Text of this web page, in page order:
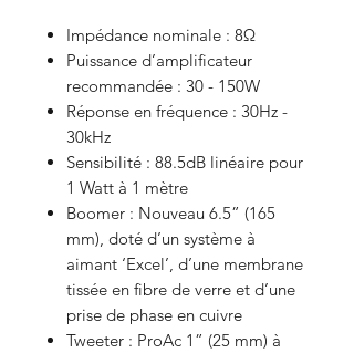
Impédance nominale : 8Ω
Puissance d’amplificateur
recommandée : 30 - 150W
Réponse en fréquence : 30Hz -
30kHz
Sensibilité : 88.5dB linéaire pour
1 Watt à 1 mètre
Boomer : Nouveau 6.5” (165
mm), doté d’un système à
aimant ‘Excel’, d’une membrane
tissée en fibre de verre et d’une
prise de phase en cuivre
Tweeter : ProAc 1” (25 mm) à